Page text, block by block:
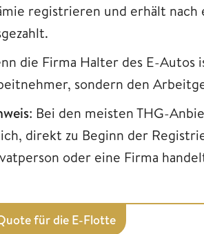
registrieren und erhält
die Firma Halter des E-
sondern den
: Bei den meisten THG-
direkt zu Beginn der
oder eine Firma
für die E-Flotte